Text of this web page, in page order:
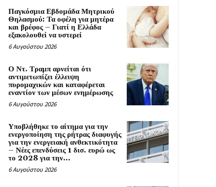
Παγκόσμια Εβδομάδα Μητρικού
Θηλασμού: Τα οφέλη για μητέρα
και βρέφος – Γιατί η Ελλάδα
εξακολουθεί να υστερεί
6 Αυγούστου 2026
Ο Ντ. Τραμπ αρνείται ότι
αντιμετωπίζει έλλειψη
πυρομαχικών και καταφέρεται
εναντίον των μέσων ενημέρωσης
6 Αυγούστου 2026
Υποβλήθηκε το αίτημα για την
ενεργοποίηση της ρήτρας διαφυγής
για την ενεργειακή ανθεκτικότητα
– Νέες επενδύσεις 1 δισ. ευρώ ως
το 2028 για την...
6 Αυγούστου 2026